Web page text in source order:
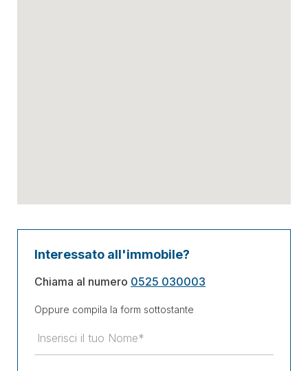
Interessato all'immobile?
Chiama al numero 0525 030003
Oppure compila la form sottostante